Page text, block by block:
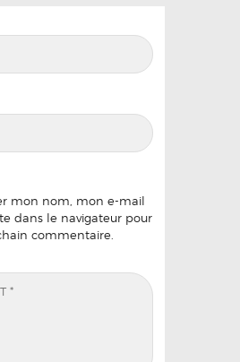
mon nom, mon e-mail
dans le navigateur pour
commentaire.